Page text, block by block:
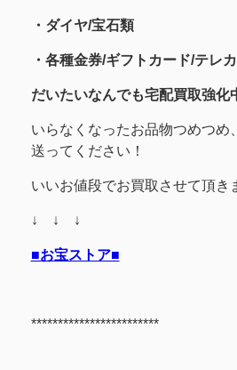
・ ダイヤ/宝石類
・各種金券/ギフトカード/テレ
だいたいなんでも宅配買取強化
いらなくなったお品物つめつめ
送ってください！
いいお値段でお買取させて頂き
↓ ↓ ↓
■お宝ストア■
************************